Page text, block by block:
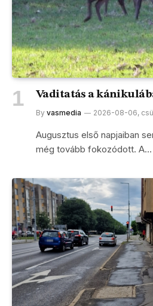
Vaditatás a
By vasmedia 2026-08-06,
Augusztus első napjaiban
még tovább fokozódott. A…